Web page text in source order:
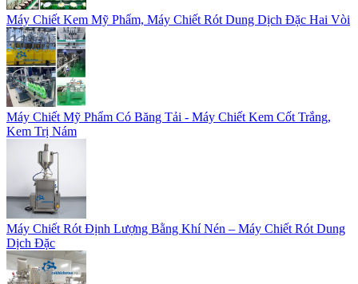
Máy Chiết Kem Mỹ Phẩm, Máy Chiết Rót Dung Dịch Đặc Hai Vòi
Máy Chiết Mỹ Phẩm Có Băng Tải - Máy Chiết Kem Cốt Trắng,
Kem Trị Nám
Máy Chiết Rót Định Lượng Bằng Khí Nén – Máy Chiết Rót Dung
Dịch Đặc